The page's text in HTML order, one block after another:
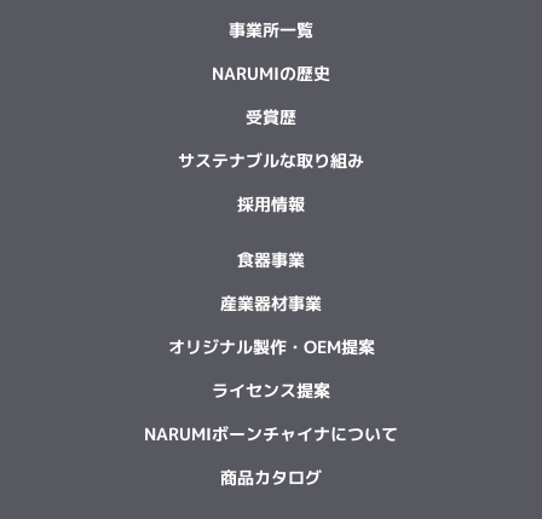
事業所一覧
NARUMIの歴史
受賞歴
サステナブルな取り組み
採用情報
食器事業
産業器材事業
オリジナル製作・OEM提案
ライセンス提案
NARUMIボーンチャイナについて
商品カタログ